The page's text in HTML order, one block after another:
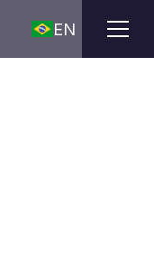
EN